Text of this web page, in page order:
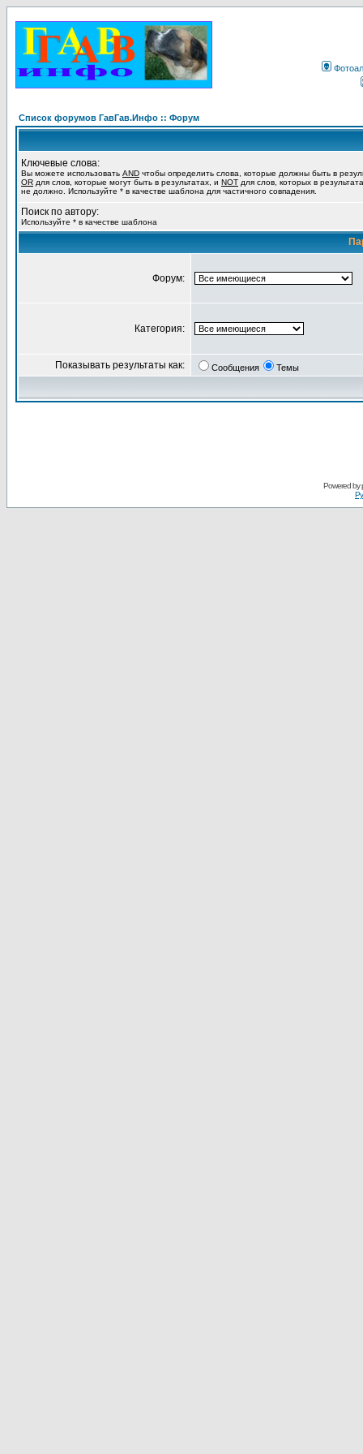
Список форумов ГавГав.Инфо :: Форум
Ключевые слова:
Вы можете использовать AND чтобы определить слова, которые должны быть в
OR для слов, которые могут быть в результатах, и NOT для слов, которых в
не должно. Используйте * в качестве шаблона для частичного совпадения.
Поиск по автору:
Используйте * в качестве шаблона
Форум:
Категория:
Показывать результаты как: Сообщения Темы
Powered by